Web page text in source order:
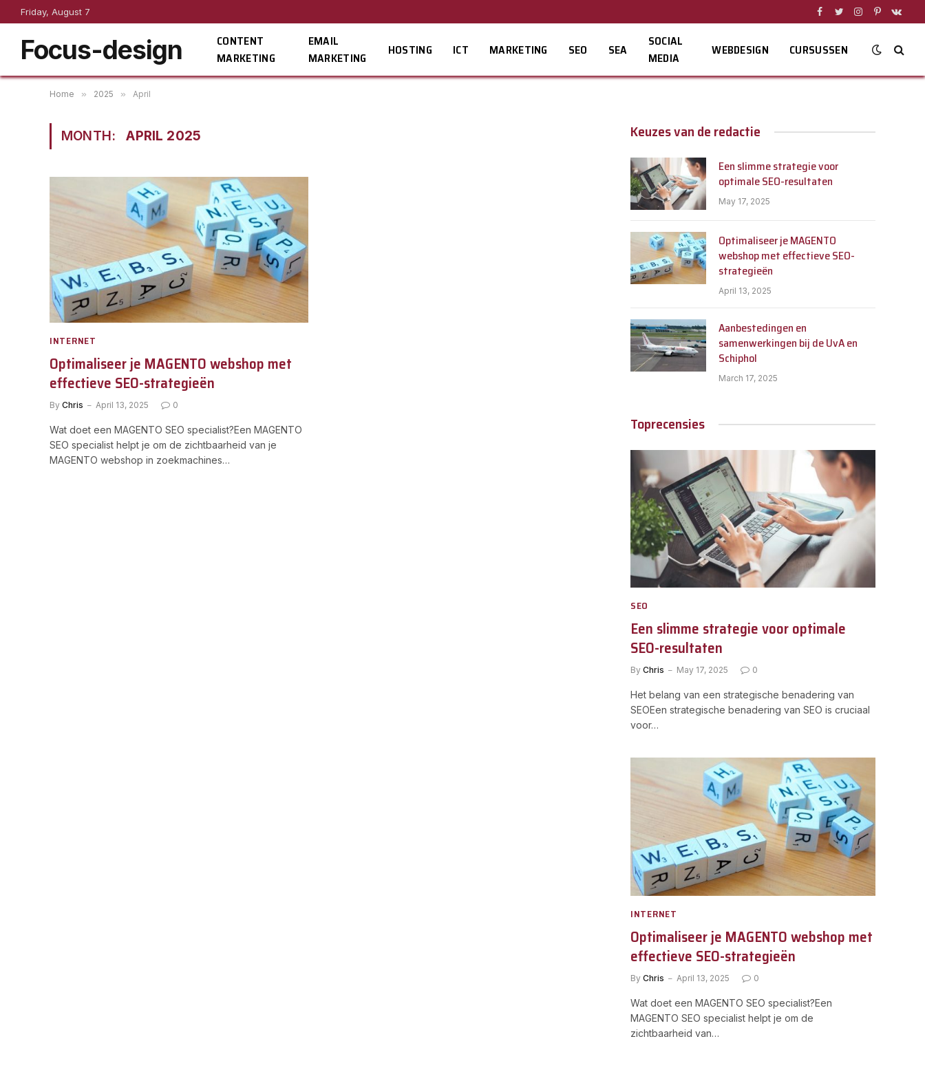
Friday, August 7
Facebook
TwitterInstagram
Pinterest
Focus-design
CONTENT
MARKETING
EMAIL
MARKETING
HOSTING ICT MARKETING SEO SEA
SOCIAL
MEDIA
WEBDESIGN CURSUSSEN
Home » 2025 » April
MONTH: APRIL 2025
INTERNET
Optimaliseer je MAGENTO webshop met
effectieve SEO-strategieën
By Chris April 13, 2025 0
Wat doet een MAGENTO SEO specialist?Een MAGENTO
SEO specialist helpt je om de zichtbaarheid van je
MAGENTO webshop in zoekmachines…
Keuzes van de redactie
Een slimme strategie voor
optimale SEO-resultaten
May 17, 2025
Optimaliseer je MAGENTO
webshop met effectieve SEO-
strategieën
April 13, 2025
Aanbestedingen en
samenwerkingen bij de UvA en
Schiphol
March 17, 2025
Toprecensies
SEO
Een slimme strategie voor optimale
SEO-resultaten
By Chris May 17, 2025 0
Het belang van een strategische benadering van
SEOEen strategische benadering van SEO is cruciaal
voor…
INTERNET
Optimaliseer je MAGENTO webshop met
effectieve SEO-strategieën
By Chris April 13, 2025 0
Wat doet een MAGENTO SEO specialist?Een
MAGENTO SEO specialist helpt je om de
zichtbaarheid van…